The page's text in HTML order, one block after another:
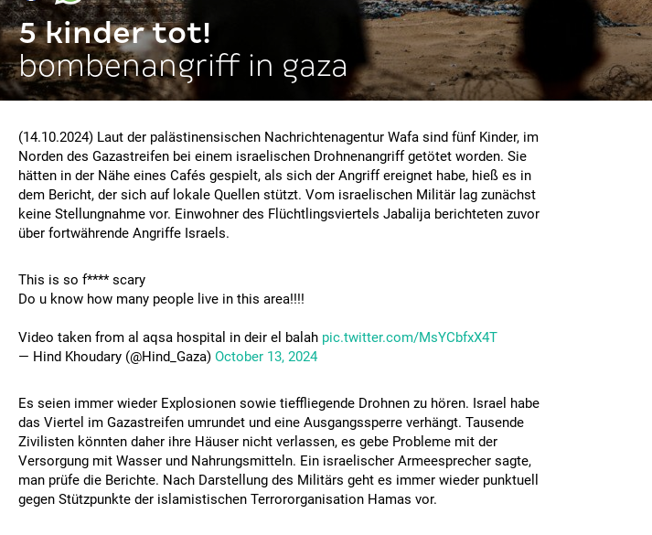
5 kinder tot!
bombenangriff in gaza
(14.10.2024) Laut der palästinensischen Nachrichtenagentur Wafa sind fünf Kinder, im
Norden des Gazastreifen bei einem israelischen Drohnenangriff getötet worden. Sie
hätten in der Nähe eines Cafés gespielt, als sich der Angriff ereignet habe, hieß es in
dem Bericht, der sich auf lokale Quellen stützt. Vom israelischen Militär lag zunächst
keine Stellungnahme vor. Einwohner des Flüchtlingsviertels Jabalija berichteten zuvor
über fortwährende Angriffe Israels.
This is so f**** scary
Do u know how many people live in this area!!!!
Video taken from al aqsa hospital in deir el balah pic.twitter.com/MsYCbfxX4T
— Hind Khoudary (@Hind_Gaza) October 13, 2024
Es seien immer wieder Explosionen sowie tieffliegende Drohnen zu hören. Israel habe
das Viertel im Gazastreifen umrundet und eine Ausgangssperre verhängt. Tausende
Zivilisten könnten daher ihre Häuser nicht verlassen, es gebe Probleme mit der
Versorgung mit Wasser und Nahrungsmitteln. Ein israelischer Armeesprecher sagte,
man prüfe die Berichte. Nach Darstellung des Militärs geht es immer wieder punktuell
gegen Stützpunkte der islamistischen Terrororganisation Hamas vor.